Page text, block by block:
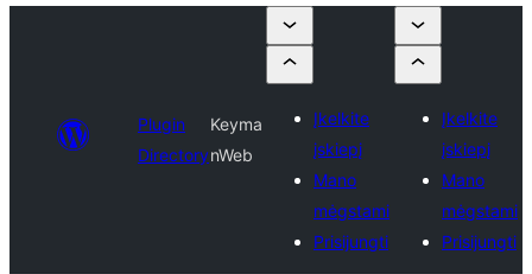
Plugin
Directory
Keyma
nWeb
Įkelkite
įskiepį
Mano
mėgstami
Prisijungti
Įkelkite
įskiepį
Mano
mėgstami
Prisijungti